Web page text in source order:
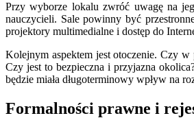
Przy wyborze lokalu zwróć uwagę na
nauczycieli. Sale powinny być
projektory multimedialne i dostęp do
Kolejnym aspektem jest otoczenie. Czy w
Czy jest to bezpieczna i przyjazna
będzie miała długoterminowy wpływ na
Formalności prawne i